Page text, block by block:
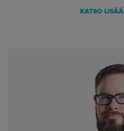
KATSO LISÄÄ